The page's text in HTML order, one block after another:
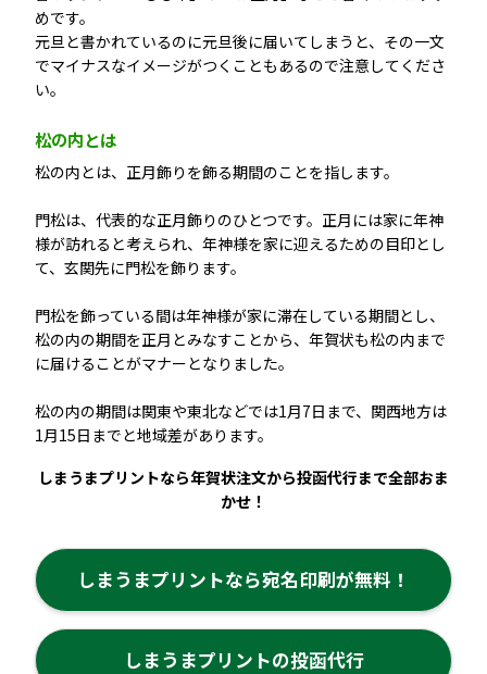
めです。
元旦と書かれているのに元旦後に届いてしまうと、その一文
でマイナスなイメージがつくこともあるので注意してくださ
い。
松の内とは
松の内とは、正月飾りを飾る期間のことを指します。
門松は、代表的な正月飾りのひとつです。正月には家に年神
様が訪れると考えられ、年神様を家に迎えるための目印とし
て、玄関先に門松を飾ります。
門松を飾っている間は年神様が家に滞在している期間とし、
松の内の期間を正月とみなすことから、年賀状も松の内まで
に届けることがマナーとなりました。
松の内の期間は関東や東北などでは1月7日まで、関西地方は
1月15日までと地域差があります。
しまうまプリントなら年賀状注文から投函代行まで全部おま
かせ！
しまうまプリントなら宛名印刷が無料！
しまうまプリントの投函代行